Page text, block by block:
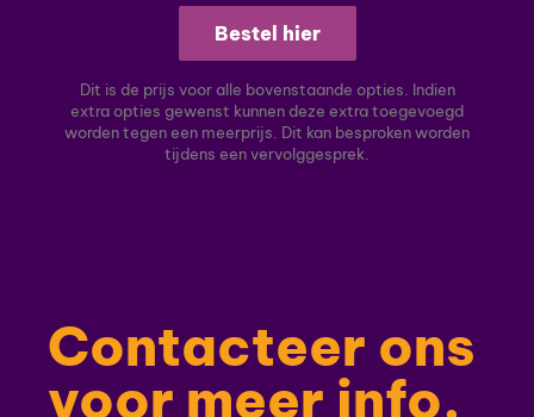
Bestel hier
Dit is de prijs voor alle bovenstaande opties. Indien
extra opties gewenst kunnen deze extra toegevoegd
worden tegen een meerprijs. Dit kan besproken worden
tijdens een vervolggesprek.
Contacteer ons
voor meer info.